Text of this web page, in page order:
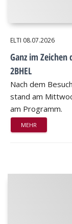
ELTI 08.07.2026
Ganz im
2BHEL
Nach dem
stand am
am Programm.
MEHR